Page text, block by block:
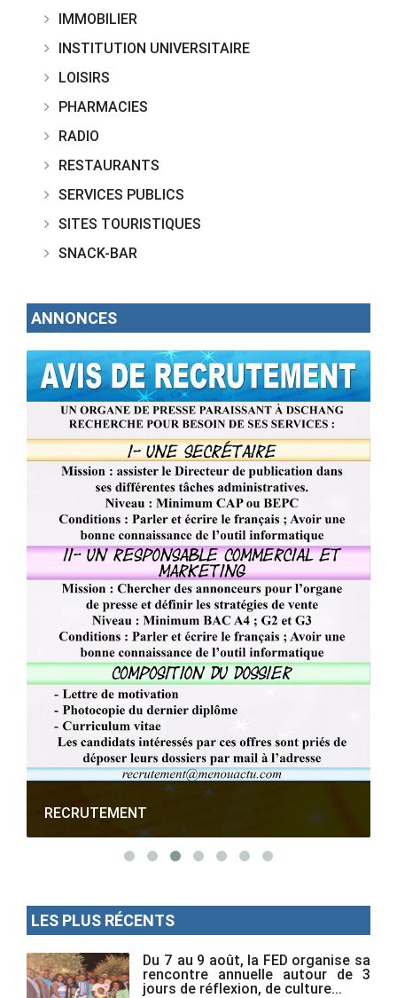
IMMOBILIER
INSTITUTION UNIVERSITAIRE
LOISIRS
PHARMACIES
RADIO
RESTAURANTS
SERVICES PUBLICS
SITES TOURISTIQUES
SNACK-BAR
ANNONCES
RECRUTEMENT
LES PLUS RÉCENTS
Du 7 au 9 août, la FED organise sa
rencontre annuelle autour de 3
jours de réflexion, de culture...